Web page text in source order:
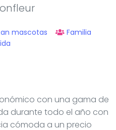
mascotas
Familia
con una gama de
durante todo el año con
cómoda a un precio